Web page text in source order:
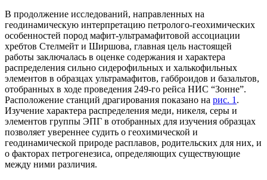
В продолжение исследований, направленных на
геодинамическую интерпретацию петролого-геохимических
особенностей пород мафит-ультрамафитовой ассоциации
хребтов Стелмейт и Ширшова, главная цель настоящей
работы заключалась в оценке содержания и характера
распределения сильно сидерофильных и халькофильных
элементов в образцах ультрамафитов, габброидов и базальтов,
отобранных в ходе проведения 249-го рейса НИС “Зонне”.
Расположение станций драгирования показано на рис. 1 .
Изучение характера распределения меди, никеля, серы и
элементов группы ЭПГ в отобранных для изучения образцах
позволяет увереннее судить о геохимической и
геодинамической природе расплавов, родительских для них, и
о факторах петрогенезиса, определяющих существующие
между ними различия.